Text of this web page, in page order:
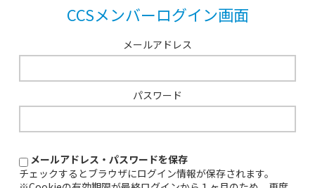
CCSメンバーログイン画面
メールアドレス
パスワード
メールアドレス・パスワードを保存
チェックするとブラウザにログイン情報が保存されます。